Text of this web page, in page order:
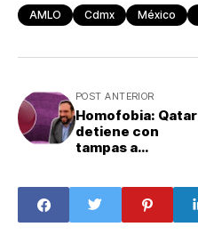
AMLO Cdmx México
POST ANTERIOR
Homofobia: Qatar
detiene con
tampas a